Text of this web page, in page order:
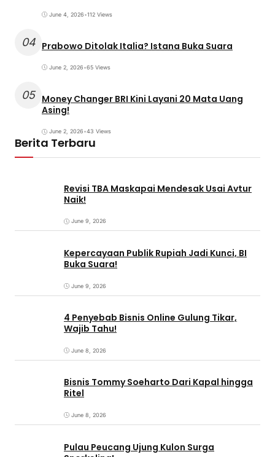
June 4, 2026•112 Views
04 Prabowo Ditolak Italia? Istana Buka Suara
June 2, 2026•65 Views
05 Money Changer BRI Kini Layani 20 Mata Uang
Asing!
June 2, 2026•43 Views
Berita Terbaru
Revisi TBA Maskapai Mendesak Usai Avtur
Naik!
June 9, 2026
Kepercayaan Publik Rupiah Jadi Kunci, BI
Buka Suara!
June 9, 2026
4 Penyebab Bisnis Online Gulung Tikar,
Wajib Tahu!
June 8, 2026
Bisnis Tommy Soeharto Dari Kapal hingga
Ritel
June 8, 2026
Pulau Peucang Ujung Kulon Surga